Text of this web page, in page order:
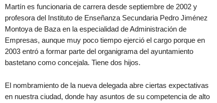
Martín es funcionaria de carrera desde septiembre de 2002 y
profesora del Instituto de Enseñanza Secundaria Pedro Jiménez
Montoya de Baza en la especialidad de Administración de
Empresas, aunque muy poco tiempo ejerció el cargo porque en
2003 entró a formar parte del organigrama del ayuntamiento
bastetano como concejala. Tiene dos hijos.
El nombramiento de la nueva delegada abre ciertas expectativas
en nuestra ciudad, donde hay asuntos de su competencia de alto